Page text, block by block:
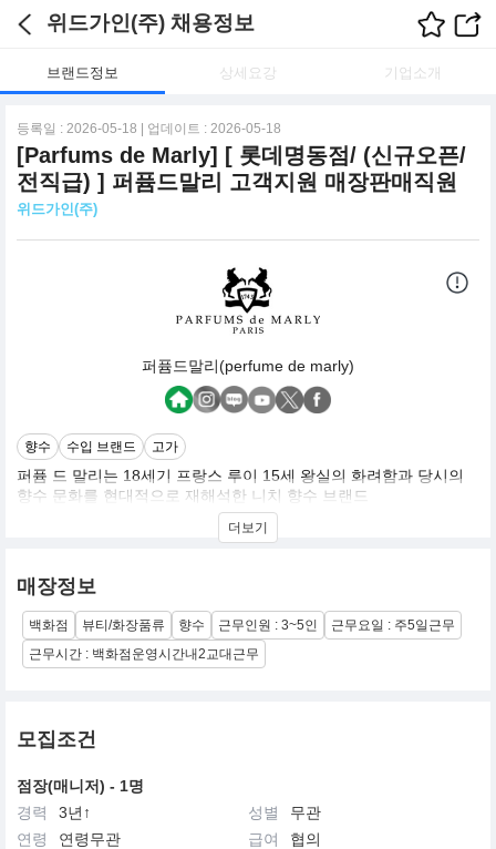
위드가인(주) 채용정보
브랜드정보 상세요강 기업소개
등록일 : 2026-05-18 | 업데이트 : 2026-05-18
[Parfums de Marly] [ 롯데명동점/ (신규오픈/
전직급) ] 퍼퓸드말리 고객지원 매장판매직원
위드가인(주)
퍼퓸드말리(perfume de marly)
향수 수입 브랜드 고가
퍼퓸 드 말리는 18세기 프랑스 루이 15세 왕실의 화려함과 당시의
향수 문화를 현대적으로 재해석한 니치 향수 브랜드
뛰어난 지속력과 확산력을 바탕으로 델리나나 레이튼 같은 상징적
인 향수들을 선보이며 전 세계적인 팬덤을 보유하고 있으며,특히 명
우아하면서도 강렬한 분위기를 연출하는 것이 특징이다
더보기
매장정보
백화점 뷰티/화장품류 향수 근무인원 : 3~5인
근무요일 : 주5일근무
근무시간 : 백화점운영시간내2교대근무
모집조건
점장(매니저) - 1명
경력
3년↑ 성별
무관
연령
연령무관 급여 협의